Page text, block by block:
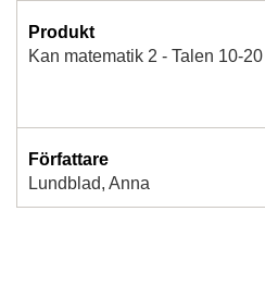
Produkt
Kan matematik 2 - Talen 10-20
Författare
Lundblad, Anna